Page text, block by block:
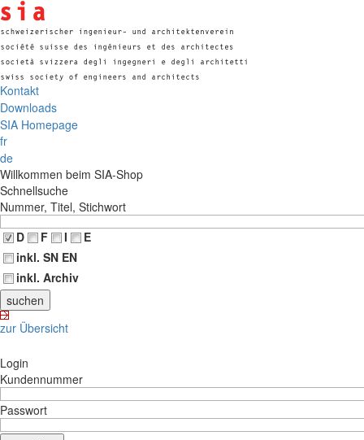
Kontakt
Downloads
SIA Homepage
fr
de
Willkommen beim SIA-Shop
Schnellsuche
Nummer, Titel, Stichwort
D
F I
E
inkl. SN EN
inkl. Archiv
zur Übersicht
Login
Kundennummer
Passwort